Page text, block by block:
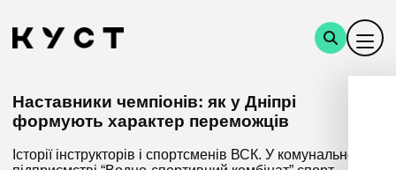
Наставники чемпіонів: як у Дніпрі
формують характер переможців
Історії інструкторів і спортсменів ВСК. У комунальному